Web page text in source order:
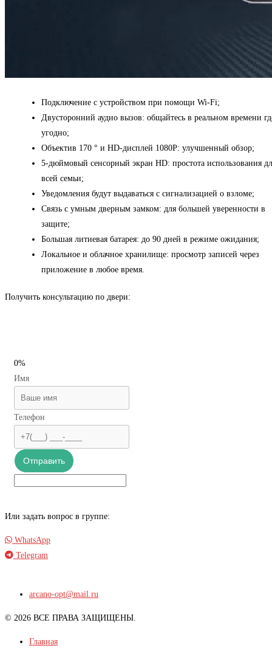
Подключение с устройством при помощи Wi-Fi;
Двусторонний аудио вызов: общайтесь в реальном времени
угодно;
Объектив 170 ° и HD-дисплей 1080P: улучшенный обзор;
5-дюймовый сенсорный экран HD: простота использования
всей семьи;
Уведомления будут выдаваться с сигнализацией о взломе;
Связь с умным дверным замком: для большей уверенности в
защите;
Большая литиевая батарея: до 90 дней в режиме ожидания;
Локальное и облачное хранилище: просмотр записей через
приложение в любое время.
Получить консультацию по двери:
0%
Имя
Телефон
Отправить
Или задать вопрос в группе:
WhatsApp
Telegram
arcano-opt@mail.ru
© 2026 ВСЕ ПРАВА ЗАЩИЩЕНЫ.
Главная